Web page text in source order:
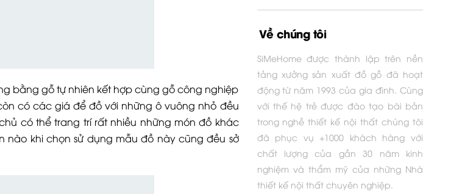
bằng gỗ tự nhiên kết hợp cùng gỗ công nghiệp
có các giá để đồ với những ô vuông nhỏ đều
có thể trang trí rất nhiều những món đồ khác
nào khi chọn sử dụng mẫu đồ này cũng đều sở
Về chúng tôi
SiMeHome được thành lập trên nền
tảng xưởng sản xuất đồ gỗ đã hoạt
động từ năm 1993 của gia đình. Cùng
với thế hệ trẻ được đào tạo bài bản
trong nghề thiết kế nội thất chúng tôi
đã phục vụ +1000 khách hàng với
chất lượng của gần 30 năm kinh
nghiệm và thẩm mỹ của những Nhà
thiết kế nội thất chuyên nghiệp.